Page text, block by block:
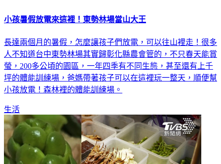
小孩暑假放電來這裡！東勢林場當山大王
長達兩個月的暑假，怎麼讓孩子們放電，可以往山裡走！很多
人不知道台中東勢林場其實歸彰化縣農會管的，不只春天能賞
螢，200多公頃的園區，一年四季有不同生態，甚至還有上千
坪的體能訓練場，爸媽帶著孩子可以在這裡玩一整天，順便幫
小孩放電！森林裡的體能訓練場。
生活